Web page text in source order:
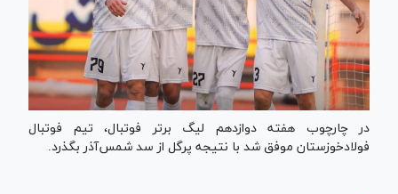
در چارچوب هفته دوازدهم لیگ برتر فوتبال، تیم فوتبال
فولادخوزستان موفق شد با نتیجه پرگل از سد شمس‌آذر بگذرد.